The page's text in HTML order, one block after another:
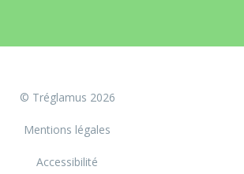
© Tréglamus 2026
Mentions légales
Accessibilité